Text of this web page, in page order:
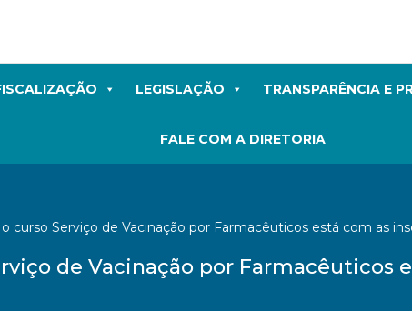
LEGISLAÇÃO TRANSPARÊNCIA E
FALE COM A DIRETORIA
curso Serviço de Vacinação por Farmacêuticos está com as
de Vacinação por Farmacêuticos